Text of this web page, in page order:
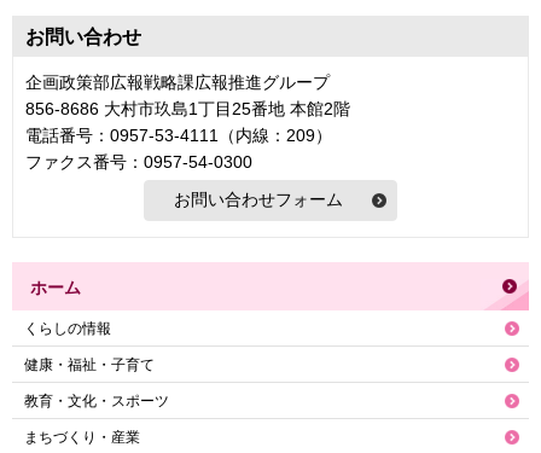
お問い合わせ
企画政策部広報戦略課広報推進グループ
856-8686 大村市玖島1丁目25番地 本館2階
電話番号：0957-53-4111（内線：209）
ファクス番号：0957-54-0300
ホーム
くらしの情報
健康・福祉・子育て
教育・文化・スポーツ
まちづくり・産業